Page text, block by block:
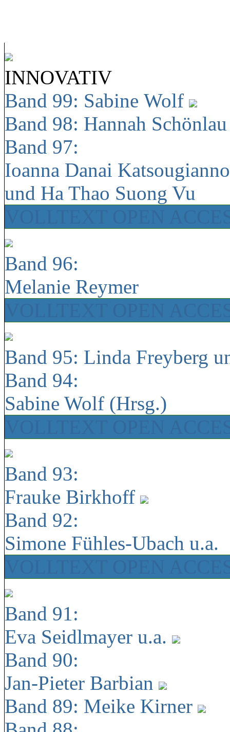
INNOVATIV
Band 99: Sabine Wolf
Band 98: Hannah
Band 97:
Ioanna Danai
und Ha Thao Suong Vu
Band 96:
Melanie Reymer
Band 95: Linda Freyberg
Band 94:
Sabine Wolf (Hrsg.)
Band 93:
Frauke Birkhoff
Band 92:
Simone Fühles-Ubach u.a.
Band 91:
Eva Seidlmayer u.a.
Band 90:
Jan-Pieter Barbian
Band 89: Meike Kirner